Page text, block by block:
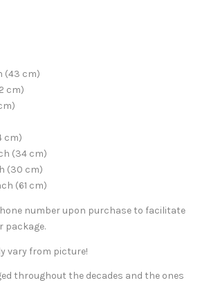
(43 cm)
cm)
cm)
(34 cm)
(30 cm)
(61 cm)
number upon purchase to facilitate
package.
vary from picture!
throughout the decades and the ones